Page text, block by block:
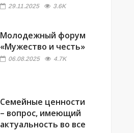
29.11.2025 3.6K
Молодежный форум
«Мужество и честь»
06.08.2025 4.7K
Семейные ценности
– вопрос, имеющий
актуальность во все